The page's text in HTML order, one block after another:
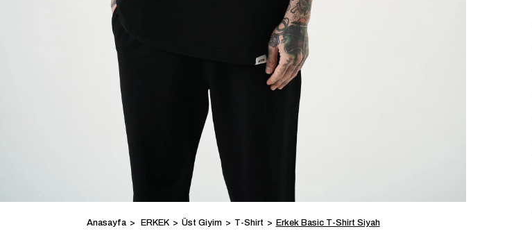
Anasayfa ERKEK Üst Giyim T-Shirt Erkek Basic T-Shirt Siyah